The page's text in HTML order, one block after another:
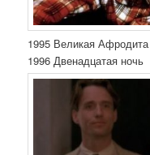
1995 Великая Афродита
1996 Двенадцатая ночь